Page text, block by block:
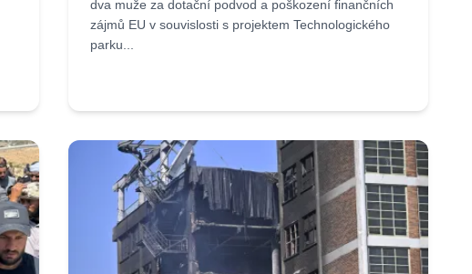
dva muže za dotační podvod a poškození finančních
zájmů EU v souvislosti s projektem Technologického
parku...